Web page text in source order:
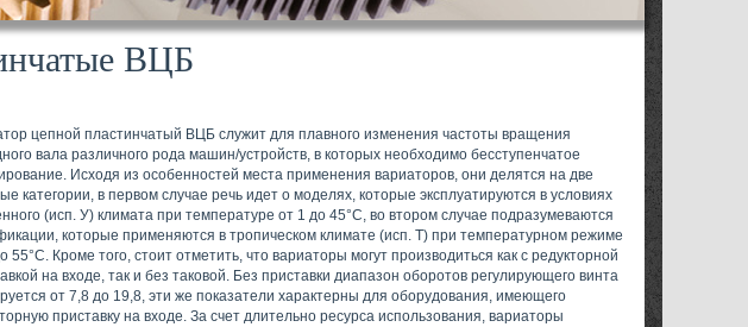
ВЦБ
цепной пластинчатый ВЦБ служит для плавного изменения частоты вращения
вала различного рода машин/устройств, в которых необходимо бесступенчатое
Исходя из особенностей места применения вариаторов, они делятся на две
категории, в первом случае речь идет о моделях, которые эксплуатируются в условиях
(исп. У) климата при температуре от 1 до 45°С, во втором случае подразумеваются
которые применяются в тропическом климате (исп. Т) при температурном режиме
55°С. Кроме того, стоит отметить, что вариаторы могут производиться как с редукторной
на входе, так и без таковой. Без приставки диапазон оборотов регулирующего винта
от 7,8 до 19,8, эти же показатели характерны для оборудования, имеющего
приставку на входе. За счет длительно ресурса использования, вариаторы